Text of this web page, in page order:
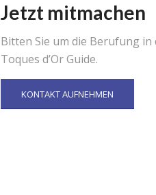
Jetzt mitmachen
Bitten Sie um die Berufung in
Toques d’Or Guide.
KONTAKT AUFNEHMEN